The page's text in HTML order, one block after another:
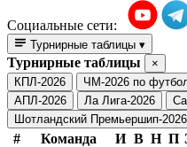
Социальные сети:
Турнирные таблицы ▾
Турнирные таблицы
×
КПЛ-2026
ЧМ-2026 по
АПЛ-2026
Ла Лига-2026
Шотландский Премьершип-2026
# Команда И В Н П